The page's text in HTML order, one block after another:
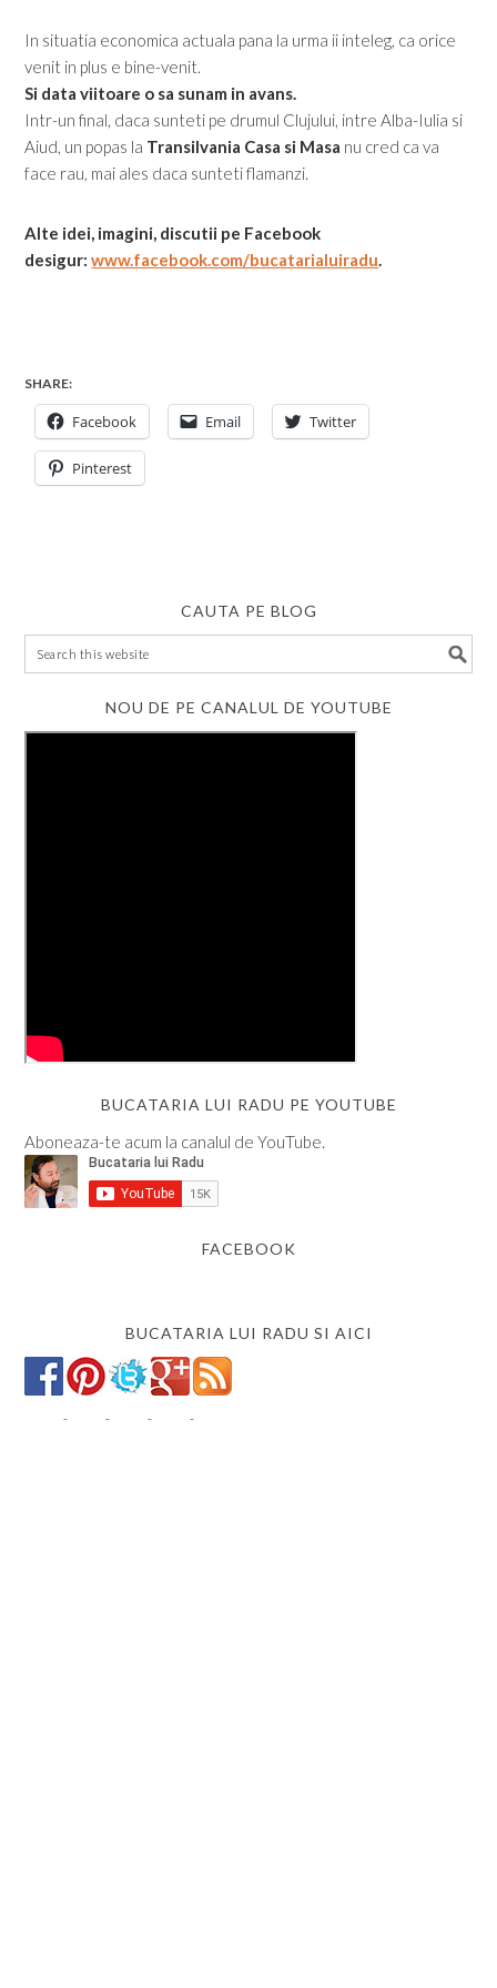
In situatia economica actuala pana la urma ii inteleg, ca orice
venit in plus e bine-venit.
Si data viitoare o sa sunam in avans.
Intr-un final, daca sunteti pe drumul Clujului, intre Alba-Iulia si
Aiud, un popas la Transilvania Casa si Masa nu cred ca va
face rau, mai ales daca sunteti flamanzi.
Alte idei, imagini, discutii pe Facebook
desigur:www.facebook.com/bucatarialuiradu.
SHARE:
Facebook Email Twitter
Pinterest
CAUTA PE BLOG
NOU DE PE CANALUL DE YOUTUBE
BUCATARIA LUI RADU PE YOUTUBE
Aboneaza-te acum la canalul de YouTube.
FACEBOOK
BUCATARIA LUI RADU SI AICI